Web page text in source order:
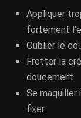
Appliquer
fortement
Oublier le
Frotter la
doucement.
Se maquiller
fixer.